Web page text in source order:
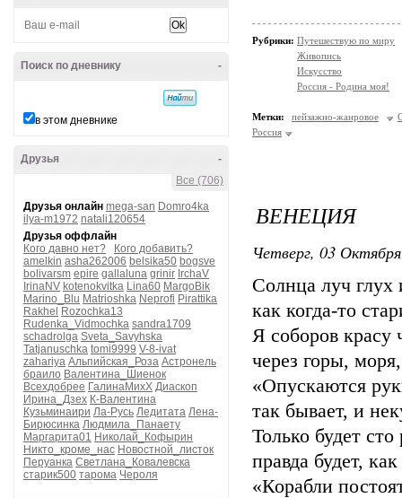
-
Поиск по дневнику
в этом дневнике
-
Друзья
Все (706)
Друзья онлайн mega-san Domro4ka
ilya-m1972 natali120654
Друзья оффлайн
Кого давно нет?
Кого добавить?
amelkin asha262006 belsika50 bogsve
bolivarsm epire gallaluna grinir IrchaV
IrinaNV kotenokvitka Lina60 MargoBik
Marino_Blu Matrioshka Neprofi Pirattika
Rakhel
Rozochka13
Rudenka_Vidmochka sandra1709
schadrolga Sveta_Savyhska
Tatjanuschka tomi9999 V-8-ivat
zahariya Альпийская_Роза Астронель
браило Валентина_Шиенок
Всехдобрее ГалинаМихХ Диаскоп
Ирина_Дзех К-Валентина
Кузьминаири Ла-Русь Ледитата Лена-
Бирюсинка Людмила_Панаету
Маргарита01 Николай_Кофырин
Никто_кроме_нас Новостной_листок
Перуанка Светлана_Ковалевска
старик500 тарома Чероля
Рубрики: Путешествую по миру
Живопись
Искусство
Россия - Родина моя!
Метки: пейзажно-жанровое
Россия
ВЕНЕЦИЯ
Четверг, 03
Солнца луч глух
как когда-то
Я соборов красу
через горы,
«Опускаются
так бывает, и
Только будет сто
правда будет,
«Корабли